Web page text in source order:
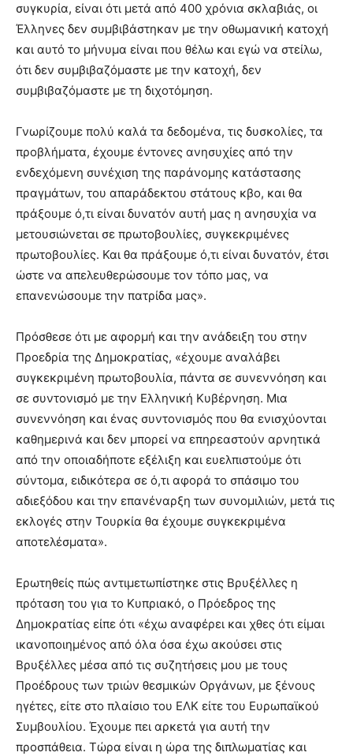
συγκυρία, είναι ότι μετά από 400 χρόνια σκλαβιάς, οι
Έλληνες δεν συμβιβάστηκαν με την οθωμανική κατοχή
και αυτό το μήνυμα είναι που θέλω και εγώ να στείλω,
ότι δεν συμβιβαζόμαστε με την κατοχή, δεν
συμβιβαζόμαστε με τη διχοτόμηση.
Γνωρίζουμε πολύ καλά τα δεδομένα, τις δυσκολίες, τα
προβλήματα, έχουμε έντονες ανησυχίες από την
ενδεχόμενη συνέχιση της παράνομης κατάστασης
πραγμάτων, του απαράδεκτου στάτους κβο, και θα
πράξουμε ό,τι είναι δυνατόν αυτή μας η ανησυχία να
μετουσιώνεται σε πρωτοβουλίες, συγκεκριμένες
πρωτοβουλίες. Και θα πράξουμε ό,τι είναι δυνατόν, έτσι
ώστε να απελευθερώσουμε τον τόπο μας, να
επανενώσουμε την πατρίδα μας».
Πρόσθεσε ότι με αφορμή και την ανάδειξη του στην
Προεδρία της Δημοκρατίας, «έχουμε αναλάβει
συγκεκριμένη πρωτοβουλία, πάντα σε συνεννόηση και
σε συντονισμό με την Ελληνική Κυβέρνηση. Μια
συνεννόηση και ένας συντονισμός που θα ενισχύονται
καθημερινά και δεν μπορεί να επηρεαστούν αρνητικά
από την οποιαδήποτε εξέλιξη και ευελπιστούμε ότι
σύντομα, ειδικότερα σε ό,τι αφορά το σπάσιμο του
αδιεξόδου και την επανέναρξη των συνομιλιών, μετά τις
εκλογές στην Τουρκία θα έχουμε συγκεκριμένα
αποτελέσματα».
Ερωτηθείς πώς αντιμετωπίστηκε στις Βρυξέλλες η
πρόταση του για το Κυπριακό, ο Πρόεδρος της
Δημοκρατίας είπε ότι «έχω αναφέρει και χθες ότι είμαι
ικανοποιημένος από όλα όσα έχω ακούσει στις
Βρυξέλλες μέσα από τις συζητήσεις μου με τους
Προέδρους των τριών θεσμικών Οργάνων, με ξένους
ηγέτες, είτε στο πλαίσιο του ΕΛΚ είτε του Ευρωπαϊκού
Συμβουλίου. Έχουμε πει αρκετά για αυτή την
προσπάθεια. Τώρα είναι η ώρα της διπλωματίας και